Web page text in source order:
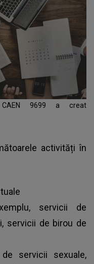
9699 a creat
activități în
servicii de
servicii de birou de
servicii sexuale,